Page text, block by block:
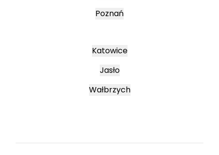
Poznań
Katowice
Jasło
Wałbrzych